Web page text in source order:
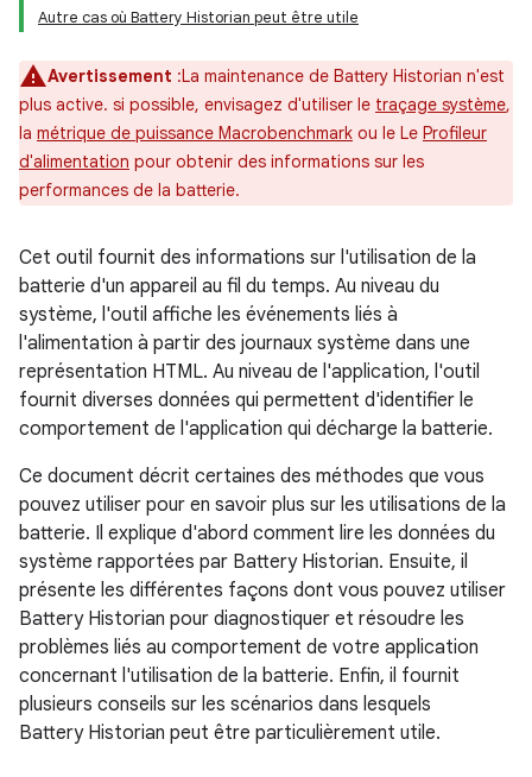
Autre cas où Battery Historian peut être utile
Avertissement :La maintenance de Battery Historian n'est
plus active. si possible, envisagez d'utiliser le traçage système,
la métrique de puissance Macrobenchmark ou le Le Profileur
d'alimentation pour obtenir des informations sur les
performances de la batterie.
Cet outil fournit des informations sur l'utilisation de la
batterie d'un appareil au fil du temps. Au niveau du
système, l'outil affiche les événements liés à
l'alimentation à partir des journaux système dans une
représentation HTML. Au niveau de l'application, l'outil
fournit diverses données qui permettent d'identifier le
comportement de l'application qui décharge la batterie.
Ce document décrit certaines des méthodes que vous
pouvez utiliser pour en savoir plus sur les utilisations de la
batterie. Il explique d'abord comment lire les données du
système rapportées par Battery Historian. Ensuite, il
présente les différentes façons dont vous pouvez utiliser
Battery Historian pour diagnostiquer et résoudre les
problèmes liés au comportement de votre application
concernant l'utilisation de la batterie. Enfin, il fournit
plusieurs conseils sur les scénarios dans lesquels
Battery Historian peut être particulièrement utile.